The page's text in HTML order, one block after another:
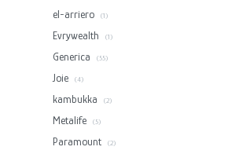
el-arriero (1)
Evrywealth (1)
Generica (55)
Joie (4)
kambukka (2)
Metalife (5)
Paramount (2)